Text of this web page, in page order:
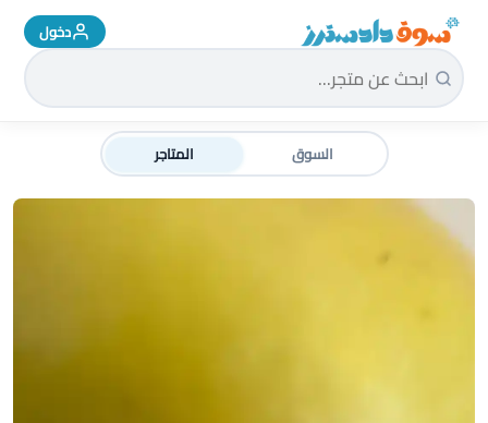
سوق دادسترز الرئيسية دخول
السوق المتاجر